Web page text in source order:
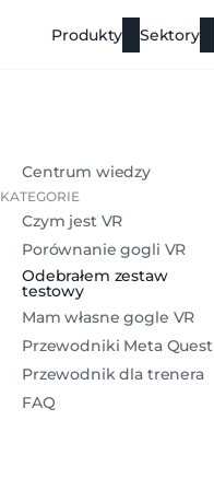
Produkty Sektory
Centrum wiedzy
KATEGORIE
Czym jest VR
Porównanie gogli VR
Odebrałem zestaw
testowy
Mam własne gogle VR
Przewodniki Meta Quest
Przewodnik dla trenera
FAQ